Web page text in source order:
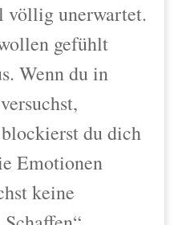
völlig unerwartet.
gefühlt
Wenn du in
du dich
Emotionen
keine